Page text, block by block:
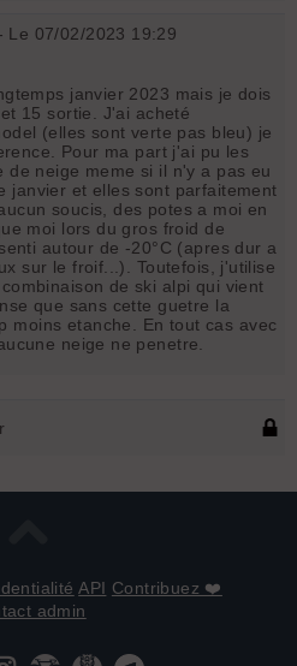
Le 07/02/2023 19:29
janvier 2023 mais je dois
15 sortie. J'ai acheté
(elles sont verte pas bleu) je
Pour ma part j'ai pu les
de neige meme si il n'y a pas eu
janvier et elles sont parfaitement
soucis, des potes a moi en
moi lors du gros froid de
autour de -20°C (apres dur a
sur le froif...). Toutefois, j'utilise
de ski alpi qui vient
que sans cette guetre la
moins etanche. En tout cas avec
neige ne penetre.
API Contribuez ❤️
admin